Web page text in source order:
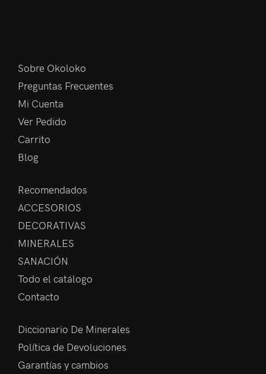
Sobre Okoloko
Preguntas Frecuentes
Mi Cuenta
Ver Pedido
Carrito
Blog
Recomendados
ACCESORIOS
DECORATIVAS
MINERALES
SANACIÓN
Todo el catálogo
Contacto
Diccionario De Minerales
Política de Devoluciones
Garantías y cambios